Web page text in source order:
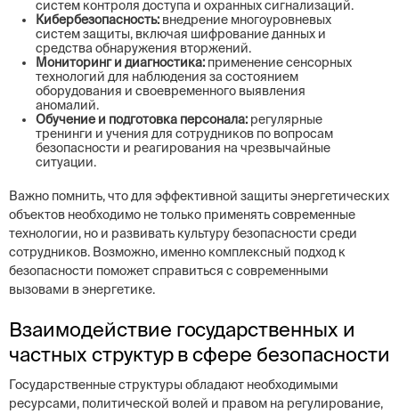
систем контроля доступа и охранных сигнализаций.
Кибербезопасность: внедрение многоуровневых
систем защиты, включая шифрование данных и
средства обнаружения вторжений.
Мониторинг и диагностика: применение сенсорных
технологий для наблюдения за состоянием
оборудования и своевременного выявления
аномалий.
Обучение и подготовка персонала: регулярные
тренинги и учения для сотрудников по вопросам
безопасности и реагирования на чрезвычайные
ситуации.
Важно помнить, что для эффективной защиты энергетических
объектов необходимо не только применять современные
технологии, но и развивать культуру безопасности среди
сотрудников. Возможно, именно комплексный подход к
безопасности поможет справиться с современными
вызовами в энергетике.
Взаимодействие государственных и
частных структур в сфере безопасности
Государственные структуры обладают необходимыми
ресурсами, политической волей и правом на регулирование,